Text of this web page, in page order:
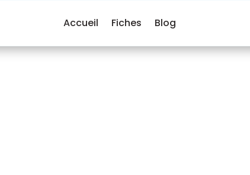
Accueil Fiches Blog